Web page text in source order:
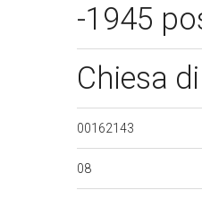
-1945
Chiesa
00162143
08